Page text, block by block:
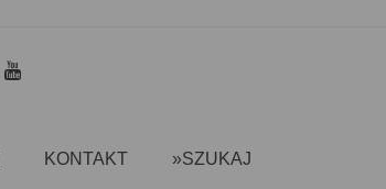
KONTAKT »SZUKAJ